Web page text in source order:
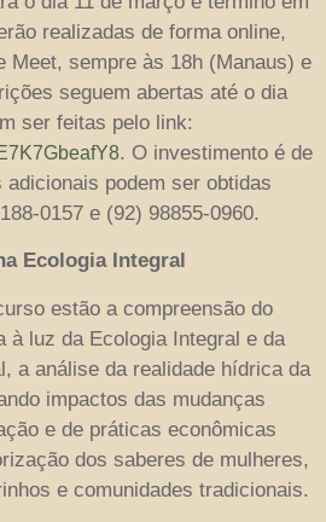
realizadas de forma online,
Meet, sempre às 18h (Manaus) e
seguem abertas até o dia
ser feitas pelo link:
. O investimento é de
podem ser obtidas
0157 e (92) 98855-0960.
Ecologia Integral
estão a compreensão do
à luz da Ecologia Integral e da
a análise da realidade hídrica da
impactos das mudanças
e de práticas econômicas
dos saberes de mulheres,
e comunidades tradicionais.